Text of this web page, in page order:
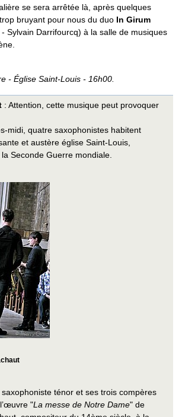
se sera arrêtée là, après quelques
bruyant pour nous du duo In Girum
Sylvain Darrifourcq) à la salle de musiques
- Église Saint-Louis - 16h00.
: Attention, cette musique peut provoquer
midi, quatre saxophonistes habitent
et austère église Saint-Louis,
Seconde Guerre mondiale.
ténor et ses trois compères
"La messe de Notre Dame" de